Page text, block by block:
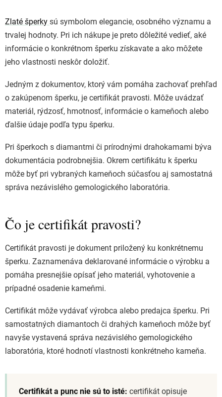
Zlaté šperky sú symbolom elegancie, osobného významu a
trvalej hodnoty. Pri ich nákupe je preto dôležité vedieť, aké
informácie o konkrétnom šperku získavate a ako môžete
jeho vlastnosti neskôr doložiť.
Jedným z dokumentov, ktorý vám pomáha zachovať prehľad
o zakúpenom šperku, je certifikát pravosti. Môže uvádzať
materiál, rýdzosť, hmotnosť, informácie o kameňoch alebo
ďalšie údaje podľa typu šperku.
Pri šperkoch s diamantmi či prírodnými drahokamami býva
dokumentácia podrobnejšia. Okrem certifikátu k šperku
môže byť pri vybraných kameňoch súčasťou aj samostatná
správa nezávislého gemologického laboratória.
Čo je certifikát pravosti?
Certifikát pravosti je dokument priložený ku konkrétnemu
šperku. Zaznamenáva deklarované informácie o výrobku a
pomáha presnejšie opísať jeho materiál, vyhotovenie a
prípadné osadenie kameňmi.
Certifikát môže vydávať výrobca alebo predajca šperku. Pri
samostatných diamantoch či drahých kameňoch môže byť
navyše vystavená správa nezávislého gemologického
laboratória, ktoré hodnotí vlastnosti konkrétneho kameňa.
Certifikát a punc nie sú to isté: certifikát opisuje